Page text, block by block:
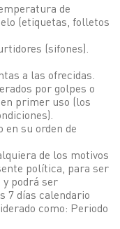
de
(etiquetas, folletos
(sifones).
a las ofrecidas.
por golpes o
primer uso (los
en su orden de
de los motivos
política, para ser
podrá ser
7 días calendario
como: Periodo